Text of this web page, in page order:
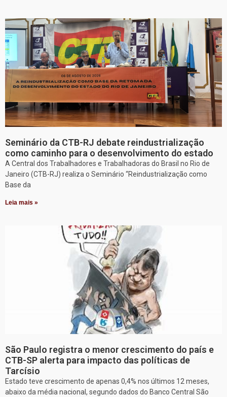
Seminário da CTB-RJ debate reindustrialização
como caminho para o desenvolvimento do estado
A Central dos Trabalhadores e Trabalhadoras do Brasil no Rio de
Janeiro (CTB-RJ) realiza o Seminário “Reindustrialização como
Base da
Leia mais »
São Paulo registra o menor crescimento do país e
CTB-SP alerta para impacto das políticas de
Tarcísio
Estado teve crescimento de apenas 0,4% nos últimos 12 meses,
abaixo da média nacional, segundo dados do Banco Central São